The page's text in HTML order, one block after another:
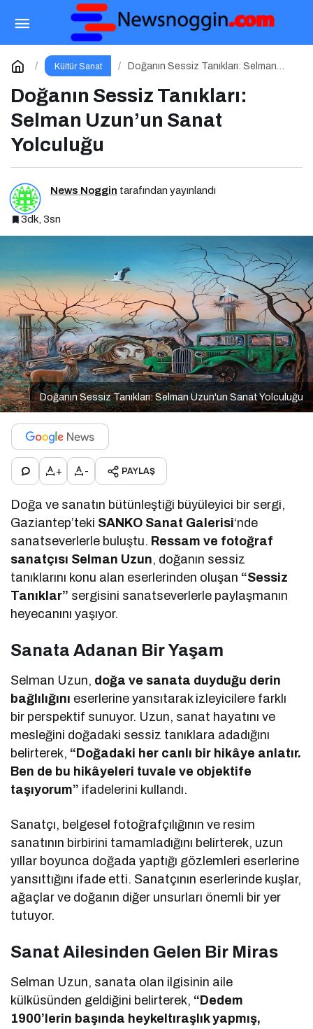
Kültür Sanat
Doğanın Sessiz Tanıkları: Selman
Doğanın Sessiz Tanıkları:
Selman Uzun’un Sanat
Yolculuğu
News Noggin tarafından yayınlandı
3dk, 3sn
Doğanın Sessiz Tanıkları: Selman Uzun'un Sanat Yolculuğu
+ - PAYLAŞ
Doğa ve sanatın bütünleştiği büyüleyici bir sergi,
Gaziantep’teki SANKO Sanat Galerisi‘nde
sanatseverlerle buluştu. Ressam ve fotoğraf
sanatçısı Selman Uzun, doğanın sessiz
tanıklarını konu alan eserlerinden oluşan “Sessiz
Tanıklar” sergisini sanatseverlerle paylaşmanın
heyecanını yaşıyor.
Sanata Adanan Bir Yaşam
Selman Uzun, doğa ve sanata duyduğu derin
bağlılığını eserlerine yansıtarak izleyicilere farklı
bir perspektif sunuyor. Uzun, sanat hayatını ve
mesleğini doğadaki sessiz tanıklara adadığını
belirterek, “Doğadaki her canlı bir hikâye anlatır.
Ben de bu hikâyeleri tuvale ve objektife
taşıyorum” ifadelerini kullandı.
Sanatçı, belgesel fotoğrafçılığının ve resim
sanatının birbirini tamamladığını belirterek, uzun
yıllar boyunca doğada yaptığı gözlemleri eserlerine
yansıttığını ifade etti. Sanatçının eserlerinde kuşlar,
ağaçlar ve doğanın diğer unsurları önemli bir yer
tutuyor.
Sanat Ailesinden Gelen Bir Miras
Selman Uzun, sanata olan ilgisinin aile
külküsünden geldiğini belirterek, “Dedem
1900’lerin başında heykeltıraşlık yapmış,
Tutap Önde Gelen Sanatçılarla Kültür ve Sanat
Yolucluğuna Devam Ediyor
Yorum Yap